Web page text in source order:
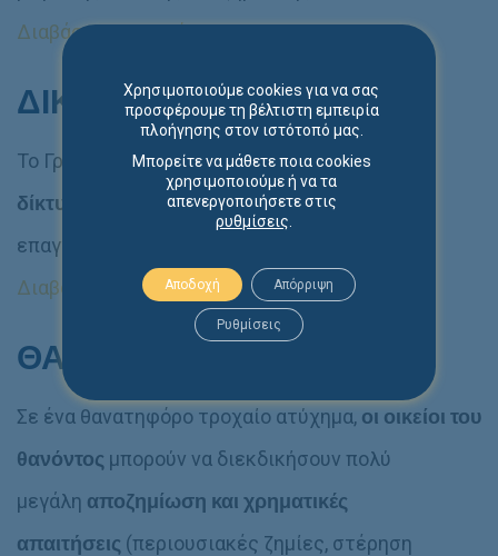
Διαβάστε περισσότερα…
ΔΙΚΤΥΟ ΣΥΝΕΡΓΑΤΩΝ
Το Γραφείο μας συνεργάζεται μεεκτεταμένο
δίκτυο έμπειρωνκαιεξειδικευμένων
επαγγελματιών:
Διαβάστε περισσότερα…
ΘΑΝΑΤΗΦΟΡΟ ΤΡΟΧΑΙΟ
Σε ένα θανατηφόρο τροχαίο ατύχημα, οι οικείοι του
θανόντος μπορούν να διεκδικήσουν πολύ
μεγάλη αποζημίωση και χρηματικές
απαιτήσεις (περιουσιακές ζημίες, στέρηση
Χρησιμοποιούμε cookies για να σας
προσφέρουμε τη βέλτιστη εμπειρία
πλοήγησης στον ιστότοπό μας.
Μπορείτε να μάθετε ποια cookies
χρησιμοποιούμε ή να τα
απενεργοποιήσετε στις
ρυθμίσεις
Αποδοχή Απόρριψη
Ρυθμίσεις